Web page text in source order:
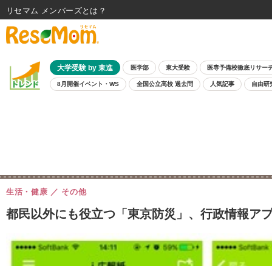
大学受験 by 東進 医学部 東大受験 医専予備校徹底リサー
8月開催イベント・WS 全国公立高校 過去問 人気記事 自由研
都民以外にも役立つ「東京防災」、行政情報ア
生活・健康 その他
リセマム メンバーズ